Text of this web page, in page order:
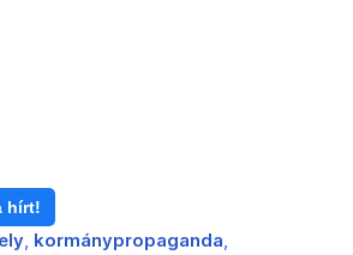
hírt!
kormánypropaganda